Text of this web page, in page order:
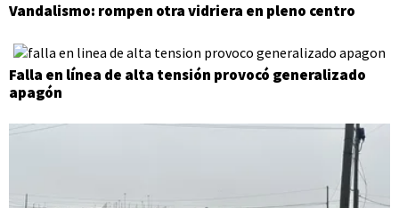
Vandalismo: rompen otra vidriera en pleno centro
Falla en línea de alta tensión provocó generalizado
apagón